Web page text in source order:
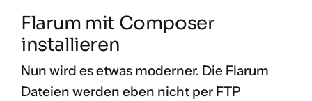
Flarum mit Composer
installieren
Nun wird es etwas moderner. Die Flarum
Dateien werden eben nicht per FTP